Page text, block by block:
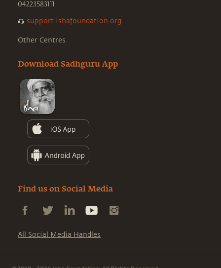
04223583111
support.ishafoundation.org
Other Centres
Download Sadhguru App
Find us on Social Media
All Social Media Handles